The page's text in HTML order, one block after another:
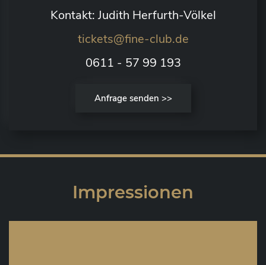
Kontakt: Judith Herfurth-Völkel
tickets@fine-club.de
0611 - 57 99 193
Anfrage senden >>
Impressionen